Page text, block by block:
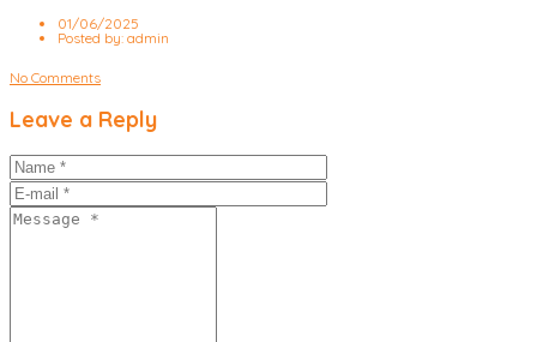
01/06/2025
Posted by: admin
No Comments
Leave a Reply